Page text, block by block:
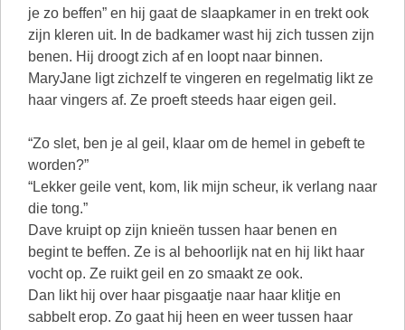
je zo beffen” en hij gaat de slaapkamer in en trekt ook
zijn kleren uit. In de badkamer wast hij zich tussen zijn
benen. Hij droogt zich af en loopt naar binnen.
MaryJane ligt zichzelf te vingeren en regelmatig likt ze
haar vingers af. Ze proeft steeds haar eigen geil.
“Zo slet, ben je al geil, klaar om de hemel in gebeft te
worden?”
“Lekker geile vent, kom, lik mijn scheur, ik verlang naar
die tong.”
Dave kruipt op zijn knieën tussen haar benen en
begint te beffen. Ze is al behoorlijk nat en hij likt haar
vocht op. Ze ruikt geil en zo smaakt ze ook.
Dan likt hij over haar pisgaatje naar haar klitje en
sabbelt erop. Zo gaat hij heen en weer tussen haar